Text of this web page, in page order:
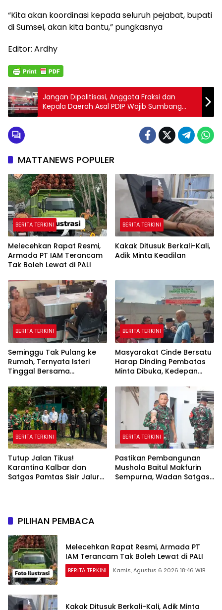
“Kita akan koordinasi kepada seluruh pejabat, bupati
di Sumsel, akan kita bantu,” pungkasnya
Editor: Ardhy
Jangan Dipolitisasi, Anggota Fraksi dan
Kepala Daerah Asal PDIP Wajib Sumbang
Musibah Palu dan Danggola
MATTANEWS POPULER
BERITA TERKINI
Melecehkan Rapat Resmi,
Armada PT IAM Terancam
Tak Boleh Lewat di PALI
BERITA TERKINI
Kakak Ditusuk Berkali-Kali,
Adik Minta Keadilan
BERITA TERKINI
Seminggu Tak Pulang ke
Rumah, Ternyata Isteri
Tinggal Bersama
BERITA TERKINI
Masyarakat Cinde Bersatu
Harap Dinding Pembatas
Minta Dibuka, Kedepan
BERITA TERKINI
Tutup Jalan Tikus!
Karantina Kalbar dan
Satgas Pamtas Sisir Jalur
BERITA TERKINI
Pastikan Pembangunan
Mushola Baitul Makfurin
Sempurna, Wadan Satgas
PILIHAN PEMBACA
Melecehkan Rapat Resmi, Armada PT
IAM Terancam Tak Boleh Lewat di PALI
BERITA TERKINI Kamis, Agustus 6 2026 18:46 WIB
Kakak Ditusuk Berkali-Kali, Adik Minta